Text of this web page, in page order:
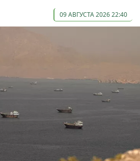
09 АВГУСТА 2026 22:40